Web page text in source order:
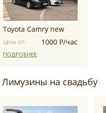
Toyota Camry new
ЦЕНА ОТ: 1000 Р/час
ПОДРОБНЕЕ
Лимузины на свадьбу